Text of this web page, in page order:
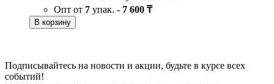
Опт от 7 упак. - 7 600 ₸
В корзину
Подписывайтесь на новости и акции, будьте в курсе всех
событий!